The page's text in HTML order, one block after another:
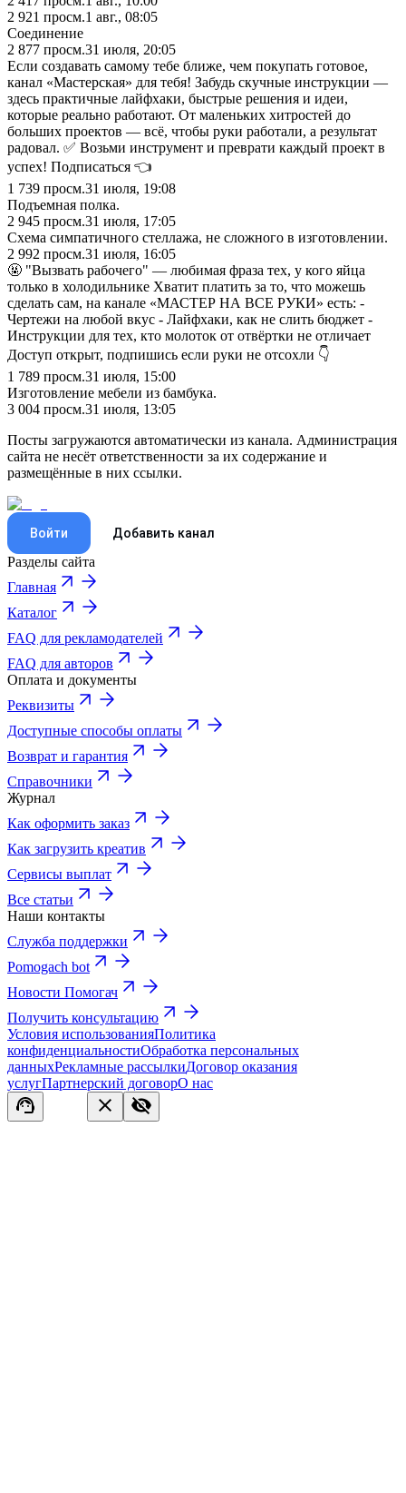
2 921 просм.1 авг., 08:05
Соединение
2 877 просм.31 июля, 20:05
Если создавать самому тебе ближе, чем покупать готовое,
канал «Мастерская» для тебя! Забудь скучные инструкции —
здесь практичные лайфхаки, быстрые решения и идеи,
которые реально работают. От маленьких хитростей до
больших проектов — всё, чтобы руки работали, а результат
радовал. ✅ Возьми инструмент и преврати каждый проект в
успех! Подписаться 👈
1 739 просм.31 июля, 19:08
Подъемная полка.
2 945 просм.31 июля, 17:05
Схема симпатичного стеллажа, не сложного в изготовлении.
2 992 просм.31 июля, 16:05
🤬 "Вызвать рабочего" — любимая фраза тех, у кого яйца
только в холодильнике Хватит платить за то, что можешь
сделать сам, на канале «МАСТЕР НА ВСЕ РУКИ» есть: -
Чертежи на любой вкус - Лайфхаки, как не слить бюджет -
Инструкции для тех, кто молоток от отвёртки не отличает
Доступ открыт, подпишись если руки не отсохли 👇
1 789 просм.31 июля, 15:00
Изготовление мебели из бамбука.
3 004 просм.31 июля, 13:05
Посты загружаются автоматически из канала. Администрация
сайта не несёт ответственности за их содержание и
размещённые в них ссылки.
Войти Добавить канал
Разделы сайта
Главная
Каталог
FAQ для рекламодателей
FAQ для авторов
Оплата и документы
Реквизиты
Доступные способы оплаты
Возврат и гарантия
Справочники
Журнал
Как оформить заказ
Как загрузить креатив
Сервисы выплат
Все статьи
Наши контакты
Служба поддержки
Pomogach bot
Новости Помогач
Получить консультацию
Условия использованияПолитика
конфиденциальностиОбработка персональных
данныхРекламные рассылкиДоговор оказания
услугПартнерский договорО нас